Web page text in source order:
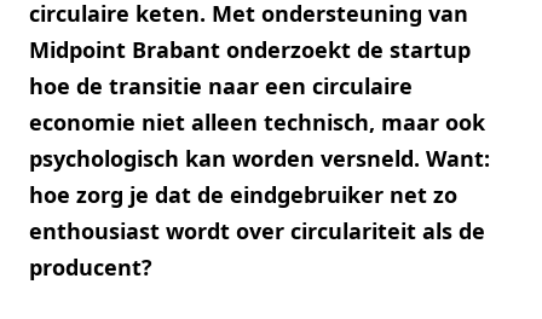
circulaire keten. Met ondersteuning van
Midpoint Brabant onderzoekt de startup
hoe de transitie naar een circulaire
economie niet alleen technisch, maar ook
psychologisch kan worden versneld. Want:
hoe zorg je dat de eindgebruiker net zo
enthousiast wordt over circulariteit als de
producent?